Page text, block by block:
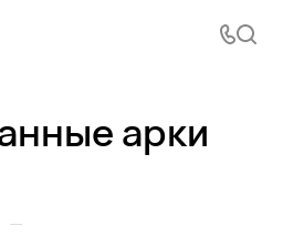
арки
—